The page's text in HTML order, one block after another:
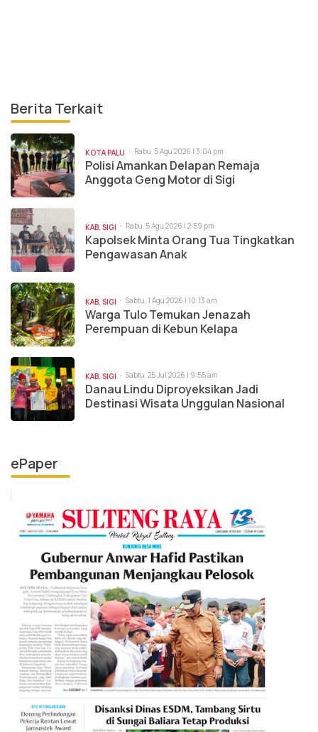
Berita Terkait
KOTA PALU Rabu, 5 Agu 2026 | 3:04 pm
Polisi Amankan Delapan Remaja
Anggota Geng Motor di Sigi
KAB. SIGI Rabu, 5 Agu 2026 | 2:59 pm
Kapolsek Minta Orang Tua Tingkatkan
Pengawasan Anak
KAB. SIGI Sabtu, 1 Agu 2026 | 10:13 am
Warga Tulo Temukan Jenazah
Perempuan di Kebun Kelapa
KAB. SIGI Sabtu, 25 Jul 2026 | 9:55 am
Danau Lindu Diproyeksikan Jadi
Destinasi Wisata Unggulan Nasional
ePaper